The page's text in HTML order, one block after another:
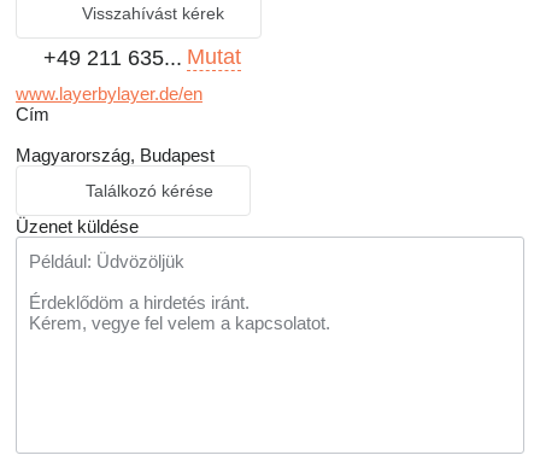
Visszahívást kérek
+49 211 635... Mutat
www.layerbylayer.de/en
Сím
Magyarország, Budapest
Találkozó kérése
Üzenet küldése